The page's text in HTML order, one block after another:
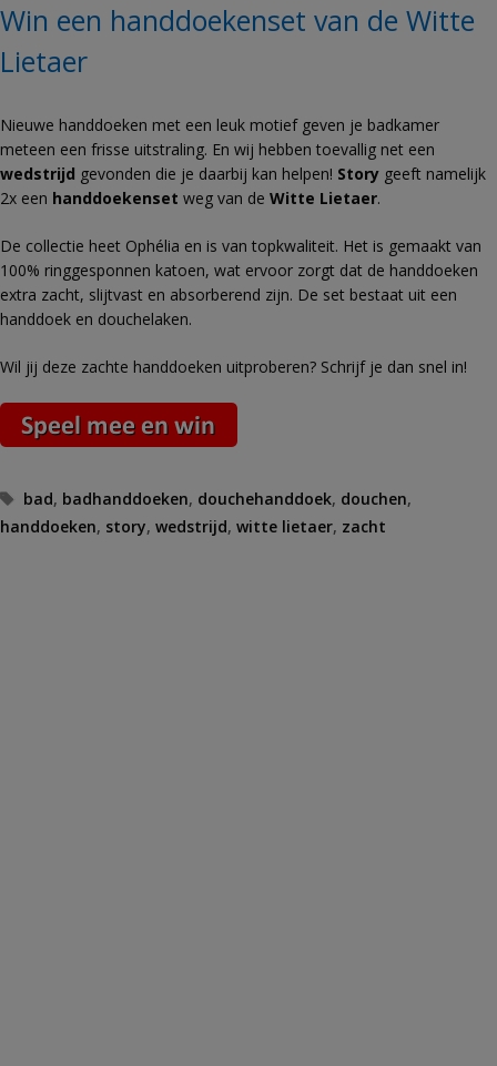
Win een handdoekenset van de Witte
Lietaer
Nieuwe handdoeken met een leuk motief geven je badkamer
meteen een frisse uitstraling. En wij hebben toevallig net een
wedstrijd gevonden die je daarbij kan helpen! Story geeft namelijk
2x een handdoekenset weg van de Witte Lietaer.
De collectie heet Ophélia en is van topkwaliteit. Het is gemaakt van
100% ringgesponnen katoen, wat ervoor zorgt dat de handdoeken
extra zacht, slijtvast en absorberend zijn. De set bestaat uit een
handdoek en douchelaken.
Wil jij deze zachte handdoeken uitproberen? Schrijf je dan snel in!
Tags
bad, badhanddoeken, douchehanddoek, douchen,
handdoeken, story, wedstrijd, witte lietaer, zacht